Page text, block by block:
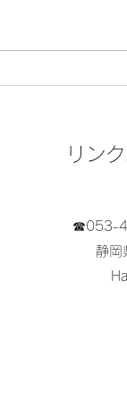
注文住
リン
☎053-
静岡